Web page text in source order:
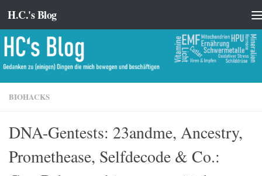
Zum Inhalt springen
H.C.'s Blog
BIOHACKS
DNA-Gentests: 23andme, Ancestry,
Promethease, Selfdecode & Co.: